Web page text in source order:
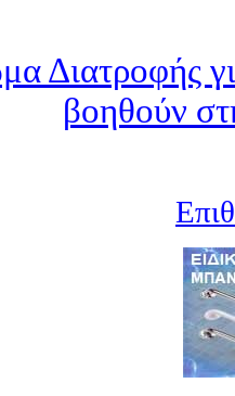
Διατροφής
βοηθούν